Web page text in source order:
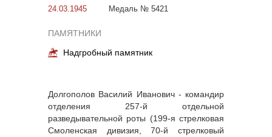
24.03.1945 Медаль № 5421
ПАМЯТНИКИ
Надгробный памятник
Долгополов Василий Иванович - командир
отделения 257-й отдельной
разведывательной роты (199-я стрелковая
Смоленская дивизия, 70-й стрелковый